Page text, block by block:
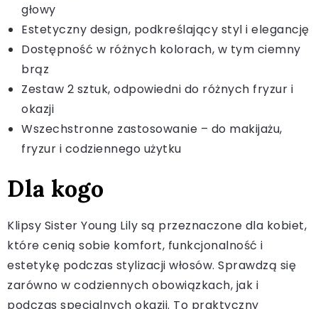
głowy
Estetyczny design, podkreślający styl i elegancję
Dostępność w różnych kolorach, w tym ciemny
brąz
Zestaw 2 sztuk, odpowiedni do różnych fryzur i
okazji
Wszechstronne zastosowanie – do makijażu,
fryzur i codziennego użytku
Dla kogo
Klipsy Sister Young Lily są przeznaczone dla kobiet,
które cenią sobie komfort, funkcjonalność i
estetykę podczas stylizacji włosów. Sprawdzą się
zarówno w codziennych obowiązkach, jak i
podczas specjalnych okazji. To praktyczny